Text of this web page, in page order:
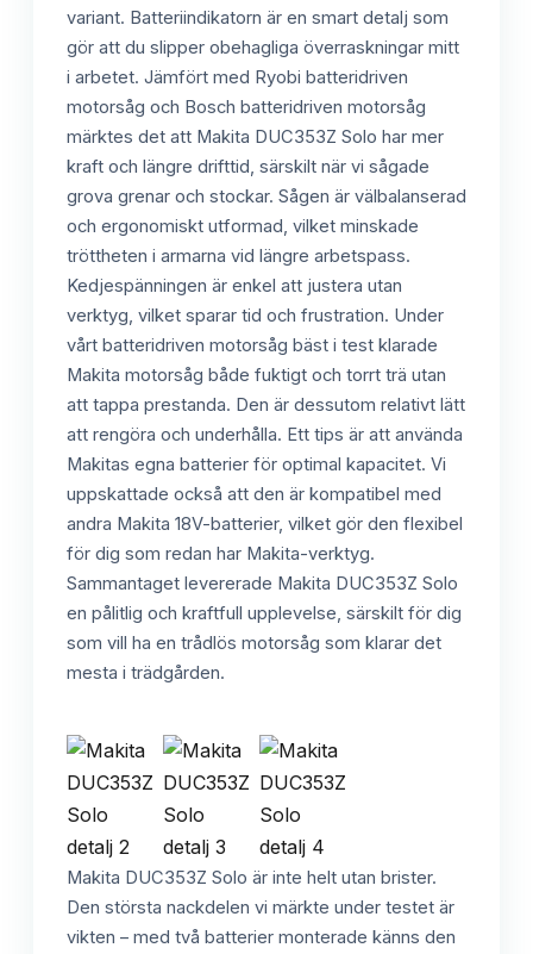
variant. Batteriindikatorn är en smart detalj som
gör att du slipper obehagliga överraskningar mitt
i arbetet. Jämfört med Ryobi batteridriven
motorsåg och Bosch batteridriven motorsåg
märktes det att Makita DUC353Z Solo har mer
kraft och längre drifttid, särskilt när vi sågade
grova grenar och stockar. Sågen är välbalanserad
och ergonomiskt utformad, vilket minskade
tröttheten i armarna vid längre arbetspass.
Kedjespänningen är enkel att justera utan
verktyg, vilket sparar tid och frustration. Under
vårt batteridriven motorsåg bäst i test klarade
Makita motorsåg både fuktigt och torrt trä utan
att tappa prestanda. Den är dessutom relativt lätt
att rengöra och underhålla. Ett tips är att använda
Makitas egna batterier för optimal kapacitet. Vi
uppskattade också att den är kompatibel med
andra Makita 18V-batterier, vilket gör den flexibel
för dig som redan har Makita-verktyg.
Sammantaget levererade Makita DUC353Z Solo
en pålitlig och kraftfull upplevelse, särskilt för dig
som vill ha en trådlös motorsåg som klarar det
mesta i trädgården.
Makita DUC353Z Solo är inte helt utan brister.
Den största nackdelen vi märkte under testet är
vikten – med två batterier monterade känns den